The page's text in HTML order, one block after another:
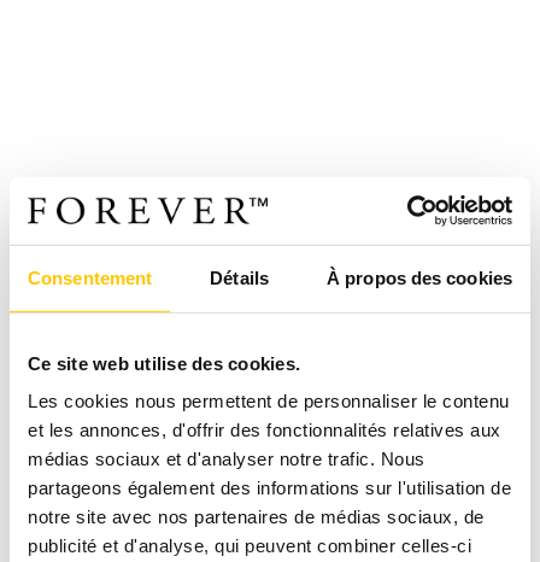
Consentement Détails À propos des cookies
Ce site web utilise des cookies.
Les cookies nous permettent de personnaliser le contenu
et les annonces, d'offrir des fonctionnalités relatives aux
médias sociaux et d'analyser notre trafic. Nous
partageons également des informations sur l'utilisation de
notre site avec nos partenaires de médias sociaux, de
publicité et d'analyse, qui peuvent combiner celles-ci